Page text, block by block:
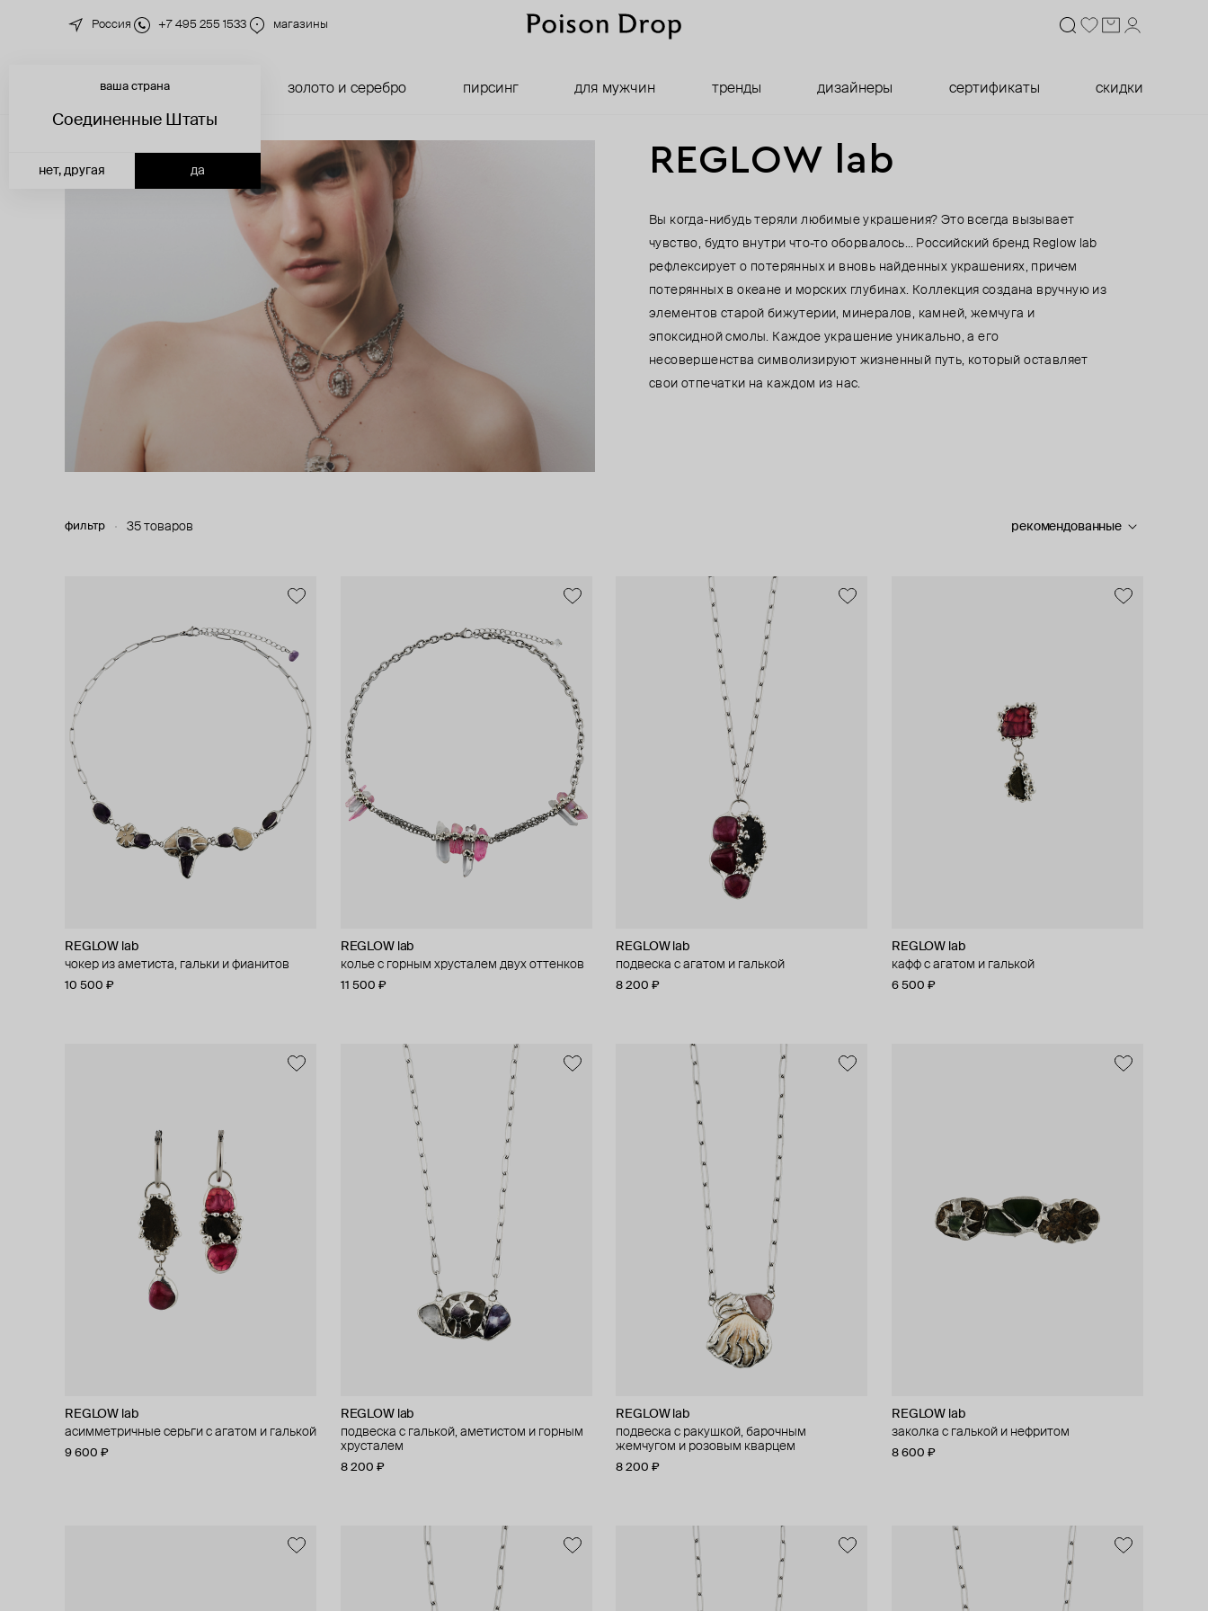
Россия +7 495 255 1533 магазины
новинки золото и серебро пирсинг для мужчин тренды дизайнеры сертификаты скидки
ваша страна
Соединенные Штаты
да
нет, другая REGLOW lab
Вы когда-нибудь теряли любимые украшения? Это всегда вызывает
чувство, будто внутри что-то оборвалось… Российский бренд Reglow lab
рефлексирует о потерянных и вновь найденных украшениях, причем
потерянных в океане и морских глубинах. Коллекция создана вручную из
элементов старой бижутерии, минералов, камней, жемчуга и
эпоксидной смолы. Каждое украшение уникально, а его
несовершенства символизируют жизненный путь, который оставляет
свои отпечатки на каждом из нас.
фильтр 35 товаров рекомендованные
REGLOW lab
чокер из аметиста, гальки и фианитов
10 500 ₽
REGLOW lab
колье с горным хрусталем двух оттенков
11 500 ₽
REGLOW lab
подвеска с агатом и галькой
8 200 ₽
REGLOW lab
кафф с агатом и галькой
6 500 ₽
REGLOW lab
асимметричные серьги с агатом и галькой
9 600 ₽
REGLOW lab
подвеска с галькой, аметистом и горным
хрусталем
8 200 ₽
REGLOW lab
подвеска с ракушкой, барочным
жемчугом и розовым кварцем
8 200 ₽
REGLOW lab
заколка с галькой и нефритом
8 600 ₽